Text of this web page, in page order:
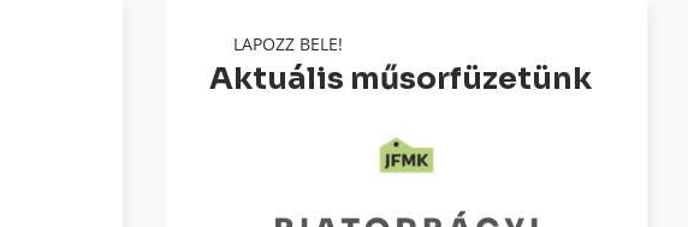
LAPOZZ BELE!
Aktuális műsorfüzetünk